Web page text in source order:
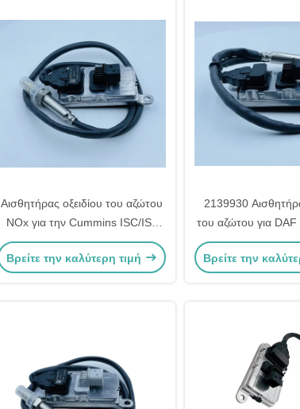
Αισθητήρας οξειδίου του αζώτου
NOx για την Cummins ISC/ISL
OEM 5WK96752C 4326868
2872779
Βρείτε την καλύτερη τιμή
2139930
του αζώτου για DAF
5WK97348A
Βρείτε την